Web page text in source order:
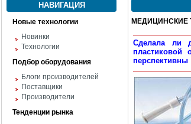
НАВИГАЦИЯ
Новые технологии
Новинки
Технологии
Подбор оборудования
Блоги производителей
Поставщики
Производители
Тенденции рынка
МЕДИЦИНСКИЕ
Сделала ли
пластиковой